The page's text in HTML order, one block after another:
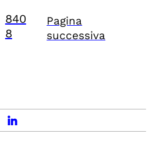
840
8
Pagina
successiva
linkedin